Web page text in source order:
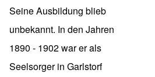
Seine Ausbildung blieb
unbekannt. In den Jahren
1890 - 1902 war er als
Seelsorger in Garlstorf